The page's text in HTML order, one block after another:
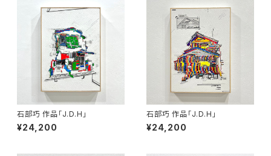
石部巧 作品「J.D.H」
¥24,200
石部巧 作品「J.D.H」
¥24,200